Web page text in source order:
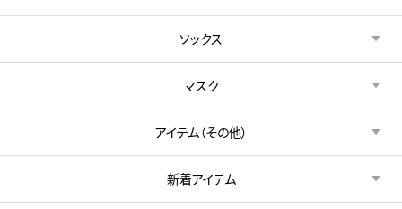
ソックス
マスク
アイテム（その他）
新着アイテム